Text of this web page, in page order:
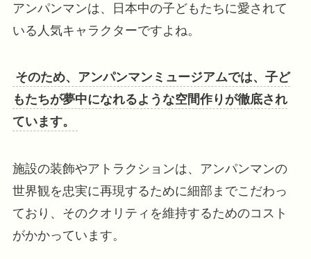
アンパンマンは、日本中の子どもたちに愛されて
いる人気キャラクターですよね。
そのため、アンパンマンミュージアムでは、子ど
もたちが夢中になれるような空間作りが徹底され
ています。
施設の装飾やアトラクションは、アンパンマンの
世界観を忠実に再現するために細部までこだわっ
ており、そのクオリティを維持するためのコスト
がかかっています。